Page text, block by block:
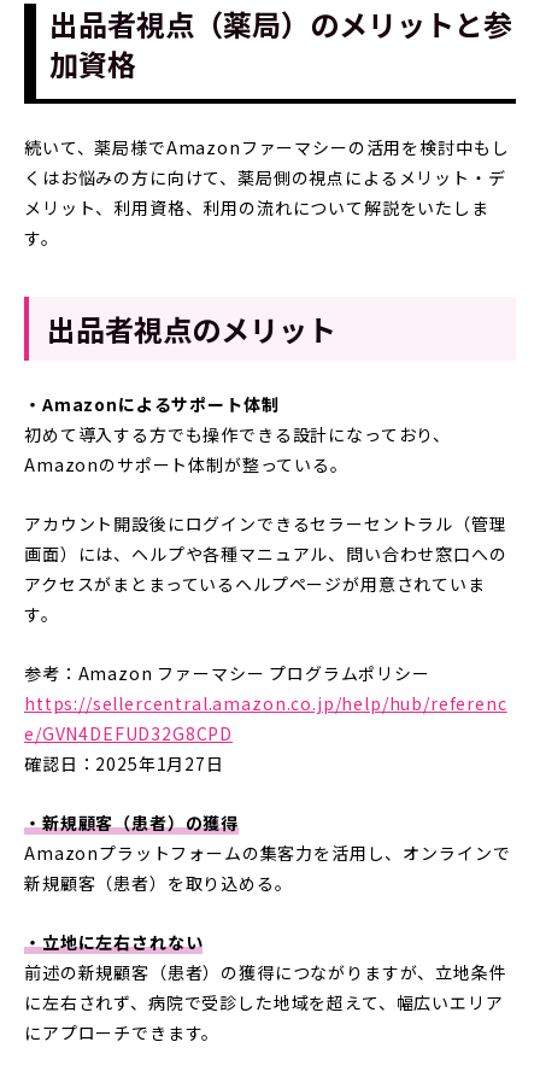
出品者視点（薬局）のメリットと参
加資格
続いて、薬局様でAmazonファーマシーの活用を検討中もし
くはお悩みの方に向けて、薬局側の視点によるメリット・デ
メリット、利用資格、利用の流れについて解説をいたしま
す。
出品者視点のメリット
・Amazonによるサポート体制
初めて導入する方でも操作できる設計になっており、
Amazonのサポート体制が整っている。
アカウント開設後にログインできるセラーセントラル（管理
画面）には、ヘルプや各種マニュアル、問い合わせ窓口への
アクセスがまとまっているヘルプページが用意されていま
す。
参考：Amazon ファーマシー プログラムポリシー
https://sellercentral.amazon.co.jp/help/hub/referenc
e/GVN4DEFUD32G8CPD
確認日：2025年1月27日
・新規顧客（患者）の獲得
Amazonプラットフォームの集客力を活用し、オンラインで
新規顧客（患者）を取り込める。
・立地に左右されない
前述の新規顧客（患者）の獲得につながりますが、立地条件
に左右されず、病院で受診した地域を超えて、幅広いエリア
にアプローチできます。